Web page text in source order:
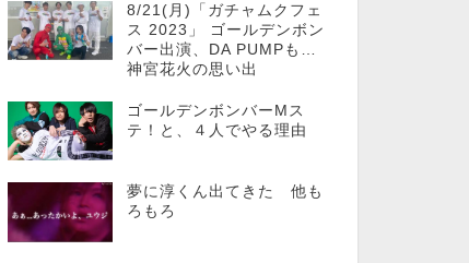
8/21(月)「ガチャムクフェ
ス 2023」 ゴールデンボン
バー出演、DA PUMPも…
神宮花火の思い出
ゴールデンボンバーMス
テ！と、４人でやる理由
夢に淳くん出てきた 他も
ろもろ